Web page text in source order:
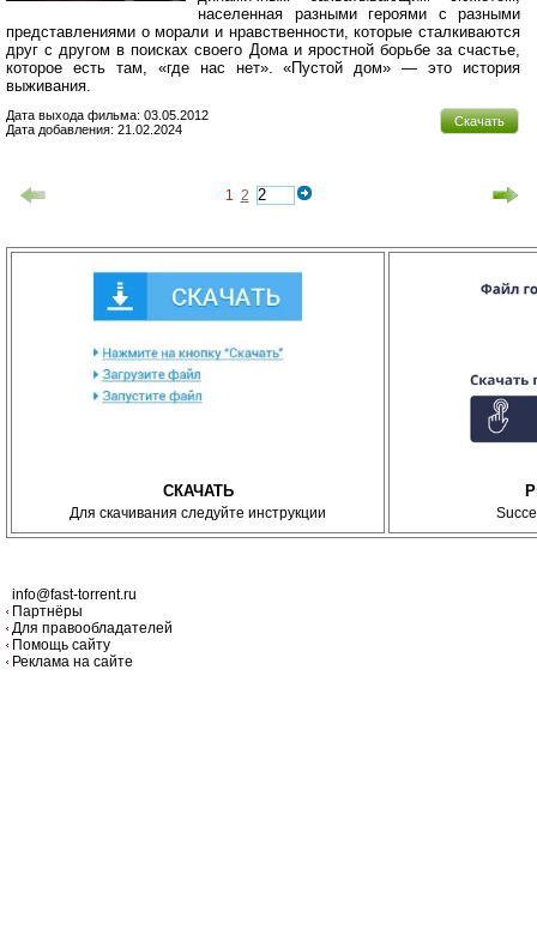
населенная разными героями с разными
представлениями о морали и нравственности, которые сталкиваются
друг с другом в поисках своего Дома и яростной борьбе за счастье,
которое есть там, «где нас нет». «Пустой дом» — это история
выживания.
Скачать
Дата выхода фильма: 03.05.2012
Дата добавления: 21.02.2024
1 2
СКАЧАТЬ
Для скачивания следуйте инструкции
info@fast-torrent.ru
Партнёры
Для правообладателей
Помощь сайту
Реклама на сайте